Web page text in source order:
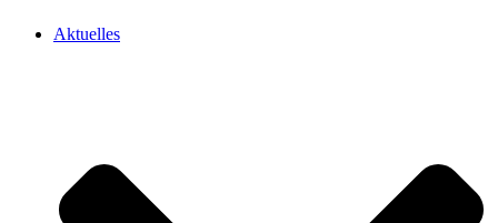
Aktuelles